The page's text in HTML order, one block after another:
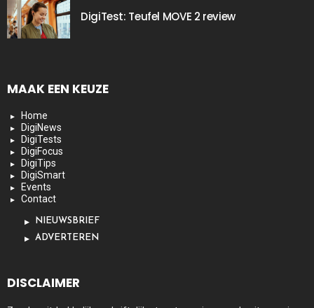
DigiTest: Teufel MOVE 2 review
MAAK EEN KEUZE
Home
DigiNews
DigiTests
DigiFocus
DigiTips
DigiSmart
Events
Contact
NIEUWSBRIEF
ADVERTEREN
DISCLAIMER